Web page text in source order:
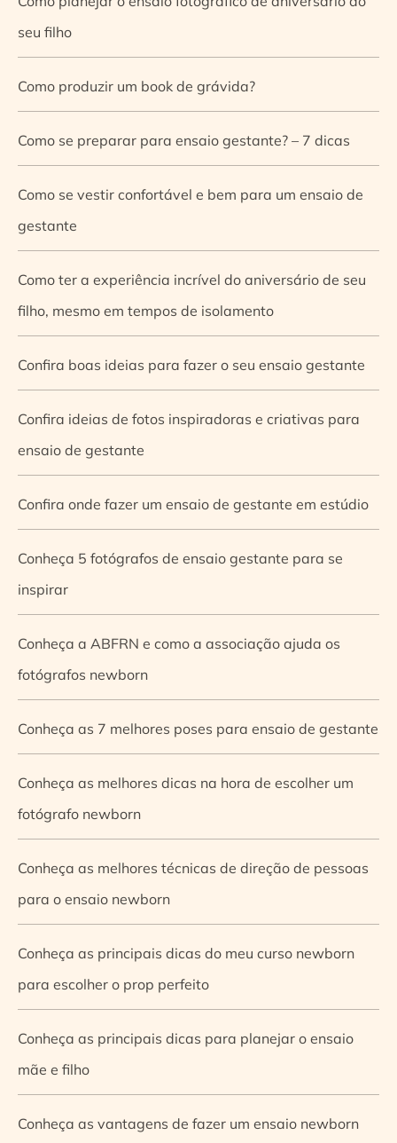
seu filho
Como produzir um book de grávida?
Como se preparar para ensaio gestante? – 7 dicas
Como se vestir confortável e bem para um ensaio de
gestante
Como ter a experiência incrível do aniversário de seu
filho, mesmo em tempos de isolamento
Confira boas ideias para fazer o seu ensaio gestante
Confira ideias de fotos inspiradoras e criativas para
ensaio de gestante
Confira onde fazer um ensaio de gestante em estúdio
Conheça 5 fotógrafos de ensaio gestante para se
inspirar
Conheça a ABFRN e como a associação ajuda os
fotógrafos newborn
Conheça as 7 melhores poses para ensaio de gestante
Conheça as melhores dicas na hora de escolher um
fotógrafo newborn
Conheça as melhores técnicas de direção de pessoas
para o ensaio newborn
Conheça as principais dicas do meu curso newborn
para escolher o prop perfeito
Conheça as principais dicas para planejar o ensaio
mãe e filho
Conheça as vantagens de fazer um ensaio newborn